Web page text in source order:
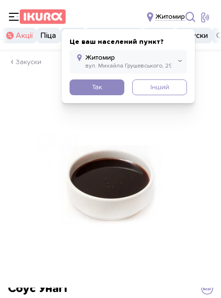
Житомир
Це ваш населений пункт?
Так Інший
Акції Піца Закуски
Закуски
Соус Унагі